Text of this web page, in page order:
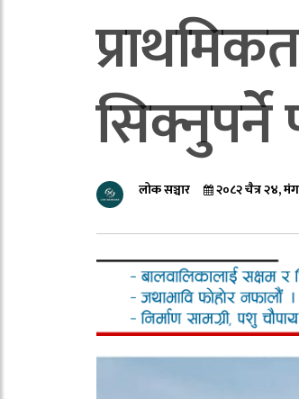
सिक्नुपर्ने
लोक सञ्चार २०८२ चैत्र २४,